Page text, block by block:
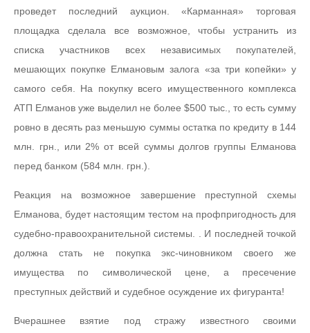
проведет последний аукцион. «Карманная» торговая
площадка сделала все возможное, чтобы устранить из
списка участников всех независимых покупателей,
мешающих покупке Елмановым залога «за три копейки» у
самого себя. На покупку всего имущественного комплекса
АТП Елманов уже выделил не более $500 тыс., то есть сумму
ровно в десять раз меньшую суммы остатка по кредиту в 144
млн. грн., или 2% от всей суммы долгов группы Елманова
перед банком (584 млн. грн.).
Реакция на возможное завершение преступной схемы
Елманова, будет настоящим тестом на профпригодность для
судебно-правоохранительной системы. . И последней точкой
должна стать не покупка экс-чиновником своего же
имущества по символической цене, а пресечение
преступных действий и судебное осуждение их фигуранта!
Вчерашнее взятие под стражу известного своими